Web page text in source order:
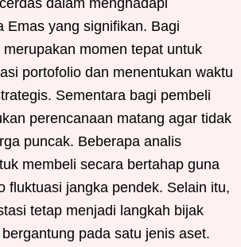
Emas yang signifikan. Bagi
momen tepat untuk
portofolio dan menentukan waktu
Sementara bagi pembeli
perencanaan matang agar tidak
puncak. Beberapa analis
membeli secara bertahap guna
fluktuasi jangka pendek. Selain itu,
tetap menjadi langkah bijak
pada satu jenis aset.